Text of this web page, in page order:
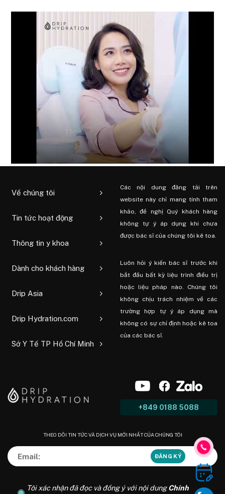
Về chúng tôi
Tin tức hoạt động
Thông tin y khoa
Dành cho khách hàng
Drip Asia
Drip Hydration.com
Sở Y Tế TP Hồ Chí Minh
Các nội dung đăng tải trên
website này chỉ mang tính tham
khảo, đề nghị Quý khách hàng
không tự ý áp dụng khi chưa
được bác sĩ của chúng tôi kê toa.
Luôn hỏi ý kiến ​​bác sĩ trước khi
bắt đầu bất kỳ liệu trình điều trị
hoặc liệu pháp nào. Chúng tôi
không chịu trách nhiệm về các
trường hợp tự ý áp dụng mà
không có sự chỉ định hoặc kê toa
của các bác sĩ.
+849 0188 5088
THEO DÕI TIN TỨC VÀ DỊCH VỤ MỚI NHẤT CỦA CHÚNG TÔI
Tôi xác nhận đã đọc và đồng ý với nội dungChính